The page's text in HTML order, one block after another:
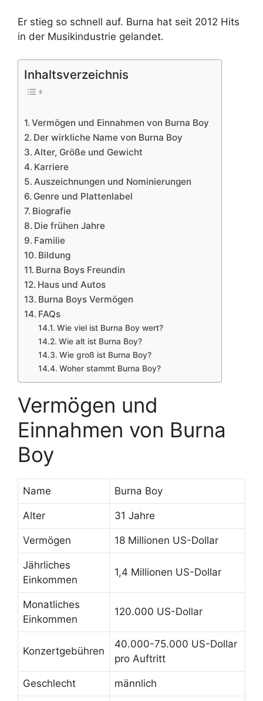
Er stieg so schnell auf. Burna hat seit 2012 Hits
in der Musikindustrie gelandet.
Inhaltsverzeichnis
Vermögen und Einnahmen von Burna Boy
Der wirkliche Name von Burna Boy
Alter, Größe und Gewicht
Karriere
Auszeichnungen und Nominierungen
Genre und Plattenlabel
Biografie
Die frühen Jahre
Familie
Bildung
Burna Boys Freundin
Haus und Autos
Burna Boys Vermögen
FAQs
Wie viel ist Burna Boy wert?
Wie alt ist Burna Boy?
Wie groß ist Burna Boy?
Woher stammt Burna Boy?
Vermögen und
Einnahmen von Burna
Boy
Name Burna Boy
Alter 31 Jahre
Vermögen 18 Millionen US-Dollar
Jährliches
Einkommen
1,4 Millionen US-Dollar
Monatliches
Einkommen
120.000 US-Dollar
Konzertgebühren
40.000-75.000 US-Dollar
pro Auftritt
Geschlecht männlich